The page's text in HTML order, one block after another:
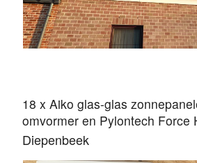
18 x Aiko glas-glas
omvormer en Pylontech Force
Diepenbeek